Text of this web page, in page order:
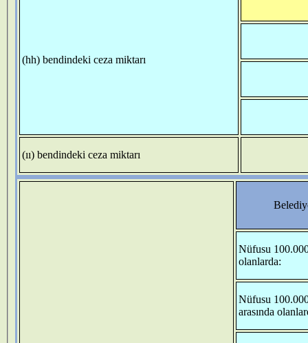
(hh) bendindeki ceza miktarı
(ıı) bendindeki ceza miktarı
Nüfusu
olanlarda:
Nüfusu
arasında